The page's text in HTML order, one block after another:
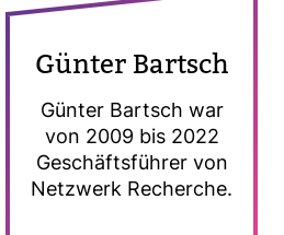
Günter Bartsch
Günter Bartsch war
von 2009 bis 2022
Geschäfts­führer von
Netz­werk Recherche.